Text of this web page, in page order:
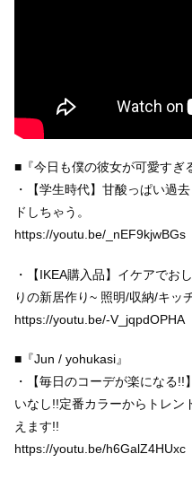
■『今日も僕の彼女が可愛すぎ
・【学生時代】甘酸っぱい過
ドしちゃう。
https://youtu.be/_nEF9kjwBGs
・【IKEA購入品】イケアでお
りの新居作り~ 照明/収納/キッ
https://youtu.be/-V_jqpdOPHA
■『Jun / yohukasi』
・【毎日のコーデが楽になる
いなし!!定番カラーからトレン
えます!!
https://youtu.be/h6GalZ4HUxc